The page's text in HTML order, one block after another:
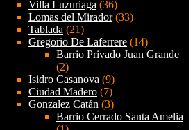
Villa Luzuriaga (36)
Lomas del Mirador(33)
Tablada (21)
Gregorio De Laferrere (14)
Barrio Privado Juan Grande
(2)
Isidro Casanova (9)
Ciudad Madero (7)
Gonzalez Catán (3)
Barrio Cerrado Santa Amelia